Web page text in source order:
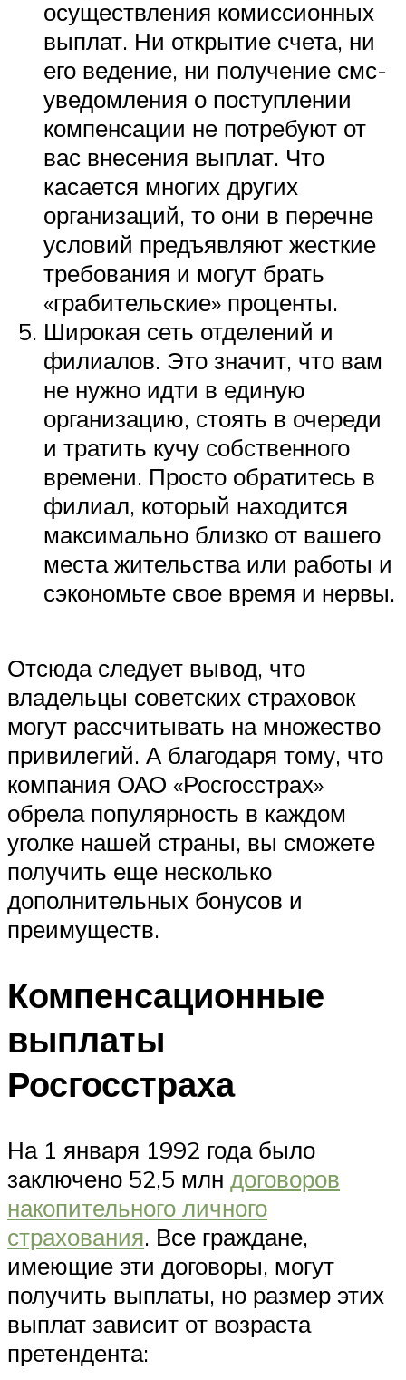
осуществления комиссионных
выплат. Ни открытие счета, ни
его ведение, ни получение смс-
уведомления о поступлении
компенсации не потребуют от
вас внесения выплат. Что
касается многих других
организаций, то они в перечне
условий предъявляют жесткие
требования и могут брать
«грабительские» проценты.
Широкая сеть отделений и
филиалов. Это значит, что вам
не нужно идти в единую
организацию, стоять в очереди
и тратить кучу собственного
времени. Просто обратитесь в
филиал, который находится
максимально близко от вашего
места жительства или работы и
сэкономьте свое время и нервы.
Отсюда следует вывод, что
владельцы советских страховок
могут рассчитывать на множество
привилегий. А благодаря тому, что
компания ОАО «Росгосстрах»
обрела популярность в каждом
уголке нашей страны, вы сможете
получить еще несколько
дополнительных бонусов и
преимуществ.
Компенсационные
выплаты
Росгосстраха
На 1 января 1992 года было
заключено 52,5 млн договоров
накопительного личного
страхования. Все граждане,
имеющие эти договоры, могут
получить выплаты, но размер этих
выплат зависит от возраста
претендента: